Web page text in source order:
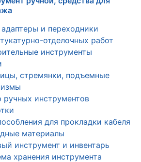
и переходники
отделочных работ
инструменты
стремянки, подъемные
ручных инструментов
для прокладки кабеля
материалы
инструмент и инвентарь
хранения инструмента